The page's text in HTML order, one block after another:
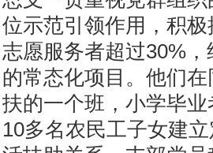
位示范引领作用，积
志愿服务者超过30%
的常态化项目。他们
扶的一个班，小学毕
10多名农民工子女建